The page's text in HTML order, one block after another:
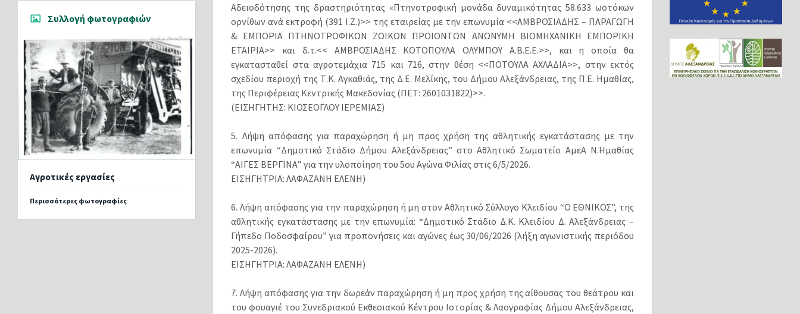
Αδειοδότησης της δραστηριότητας «Πτηνοτροφική μονάδα δυναμικότητας 58.633 ωοτόκων
ορνίθων ανά εκτροφή (391 Ι.Ζ.)>> της εταιρείας με την επωνυμία <<ΑΜΒΡΟΣΙΑΔΗΣ – ΠΑΡΑΓΩΓΗ
& ΕΜΠΟΡΙΑ ΠΤΗΝΟΤΡΟΦΙΚΩΝ ΖΩΙΚΩΝ ΠΡΟΙΟΝΤΩΝ ΑΝΩΝΥΜΗ ΒΙΟΜΗΧΑΝΙΚΗ ΕΜΠΟΡΙΚΗ
ΕΤΑΙΡΙΑ>> και δ.τ.<< ΑΜΒΡΟΣΙΑΔΗΣ ΚΟΤΟΠΟΥΛΑ ΟΛΥΜΠΟΥ Α.Β.Ε.Ε.>>, και η οποία θα
εγκατασταθεί στα αγροτεμάχια 715 και 716, στην θέση <<ΠΟΤΟΥΛΑ ΑΧΛΑΔΙΑ>>, στην εκτός
σχεδίου περιοχή της Τ.Κ. Αγκαθιάς, της Δ.Ε. Μελίκης, του Δήμου Αλεξάνδρειας, της Π.Ε. Ημαθίας,
της Περιφέρειας Κεντρικής Μακεδονίας (ΠΕΤ: 2601031822)>>.
(ΕΙΣΗΓΗΤΗΣ: ΚΙΟΣΕΟΓΛΟΥ ΙΕΡΕΜΙΑΣ)
5. Λήψη απόφασης για παραχώρηση ή μη προς χρήση της αθλητικής εγκατάστασης με την
επωνυμία “Δημοτικό Στάδιο Δήμου Αλεξάνδρειας” στο Αθλητικό Σωματείο ΑμεΑ Ν.Ημαθίας
“ΑΙΓΕΣ ΒΕΡΓΙΝΑ” για την υλοποίηση του 5ου Αγώνα Φιλίας στις 6/5/2026.
ΕΙΣΗΓΗΤΡΙΑ: ΛΑΦΑΖΑΝΗ ΕΛΕΝΗ)
6. Λήψη απόφασης για την παραχώρηση ή μη στον Αθλητικό Σύλλογο Κλειδίου “Ο ΕΘΝΙΚΟΣ”, της
αθλητικής εγκατάστασης με την επωνυμία: “Δημοτικό Στάδιο Δ.Κ. Κλειδίου Δ. Αλεξάνδρειας –
Γήπεδο Ποδοσφαίρου” για προπονήσεις και αγώνες έως 30/06/2026 (λήξη αγωνιστικής περιόδου
2025-2026).
ΕΙΣΗΓΗΤΡΙΑ: ΛΑΦΑΖΑΝΗ ΕΛΕΝΗ)
7. Λήψη απόφασης για την δωρεάν παραχώρηση ή μη προς χρήση της αίθουσας του θεάτρου και
του φουαγιέ του Συνεδριακού Εκθεσιακού Κέντρου Ιστορίας & Λαογραφίας Δήμου Αλεξάνδρειας,
Συλλογή φωτογραφιών
Αγροτικές εργασίες
Περισσότερες φωτογραφίες